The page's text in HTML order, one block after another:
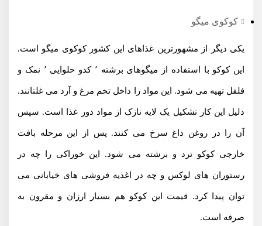
کوکوی میگو
یکی دیگر از مشهورترین غذاهای این کشور کوکوی میگو است.
این کوکو با استفاده از میگوهای برشته ٬ کدو حلوایی ٬ نمک و
فلفل تهیه می شود. این مواد را داخل تخم مرغ و آرد می غلتانند.
دلیل این کار تشکیل یک لایه نازک از مواد دور غذا است. سپس
آن را در روغن داغ سرخ می کنند. پس از این مرحله بافت
خارجی کوکو ترد و برشته می شود. این خوراکی را چه در
رستوران های لوکس و چه در اغذیه فروشی های خیابانی می
توان پیدا کرد. قیمت این کوکو هم بسیار ارزان و مقرون به
صرفه است.